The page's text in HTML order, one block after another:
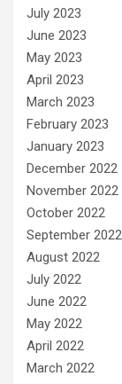
July 2023
June 2023
May 2023
April 2023
March 2023
February 2023
January 2023
December 2022
November 2022
October 2022
September 2022
August 2022
July 2022
June 2022
May 2022
April 2022
March 2022